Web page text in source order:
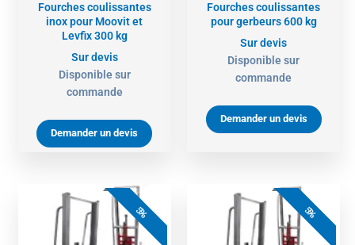
Fourches coulissantes
inox pour Moovit et
Levfix 300 kg
Sur devis
Disponible sur
commande
Demander un devis
Fourches coulissantes
pour gerbeurs 600 kg
Sur devis
Disponible sur
commande
Demander un devis
5% 5%